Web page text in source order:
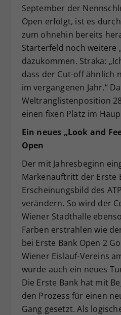
September der
Open erfolgt, ist es
zum ohnehin bereits
Starterfeld noch weitere
dazukommen. Straka:
dass der Cut-off ähnlich
im vergangenen Jahr.“
Weltranglistenposition
einen fixen Platz im
Ein neues „Look and
Open
Der mit Jahresbeginn
Markenauftritt der Erste
Erscheinungsbild des
verändern. So wird der
Wiener Stadthalle
Farben erstrahlen wie
bei Erste Bank Open 2
Wiener Eislauf-Vereins
wurde auch ein neues
Die Erste Bank hat mit
den Prozess für einen
Gang gesetzt. Als